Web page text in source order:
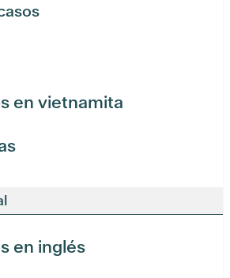
en vietnamita
en inglés